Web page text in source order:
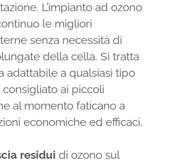
L’impianto ad ozono
le migliori
senza necessità di
della cella. Si tratta
adattabile a qualsiasi tipo
ai piccoli
al momento faticano a
economiche ed efficaci,
residui di ozono sul